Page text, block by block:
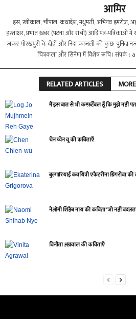
आमिर
हंस, स्त्रीकाल, चौपाल, कथादेश, मधुमती, अभिनव इमरोज़,
हस्ताक्षर, प्रभात ख़बर (पटना और रांची) आदि पत्र-पत्रिकाओं
ज़फ़र गोरखपुरी के दोहों और निदा फ़ाज़ली की कुछ चुनिंदा
चित्रकला और सिनेमा में विशेष रूचि। संपर्क :
RELATED ARTICLES
मैं इस बात से भी कम्फ़र्टेबल हूँ कि मुझे नहीं
चेन च्येन वू की कविताएँ
बुल्गारियाई कवयित्री एकैटरीना ग्रिगरोवा
नेओमी शिहैब नाय की कविता ‘जो नहीं
विनीता अग्रवाल की कविताएँ